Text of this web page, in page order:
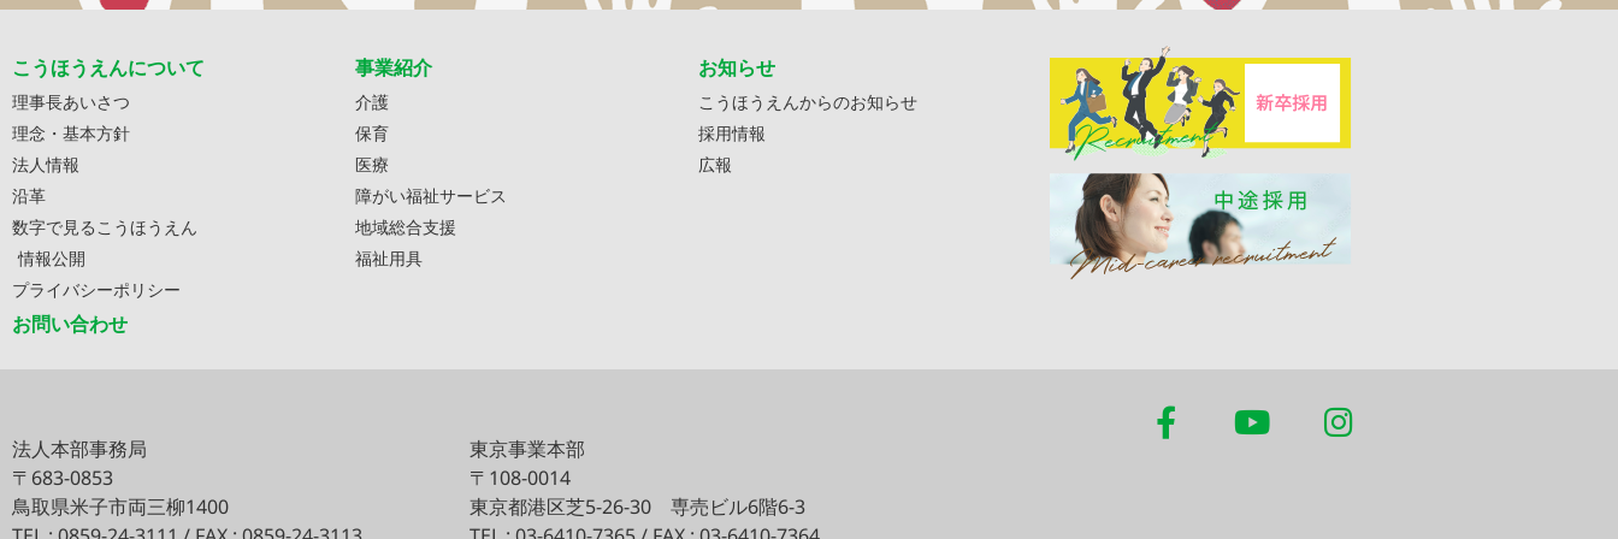
こうほうえんについて
理事長あいさつ
理念・基本方針
法人情報
沿革
数字で見るこうほうえん
情報公開
プライバシーポリシー
お問い合わせ
事業紹介
介護
保育
医療
障がい福祉サービス
地域総合支援
福祉用具
お知らせ
こうほうえんからのお知らせ
採用情報
広報
法人本部事務局
〒683-0853
鳥取県米子市両三柳1400
東京事業本部
〒108-0014
東京都港区芝5-26-30 専売ビル6階6-3